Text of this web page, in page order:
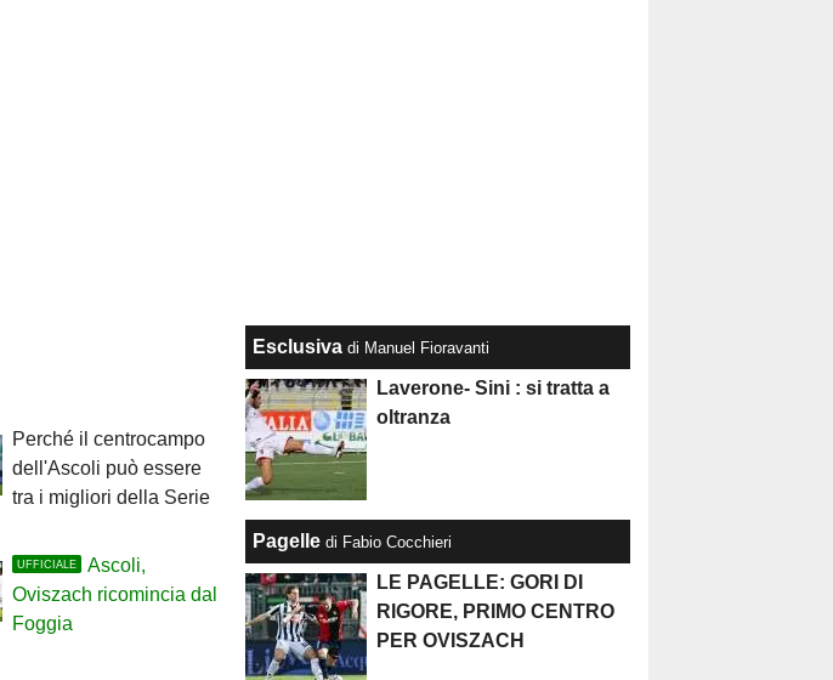
Perché il centrocampo
dell'Ascoli può essere
tra i migliori della Serie
UFFICIALE
Ascoli,
Oviszach ricomincia dal
Foggia
Esclusiva di Manuel Fioravanti
Laverone- Sini : si tratta a
oltranza
Pagelle di Fabio Cocchieri
LE PAGELLE: GORI DI
RIGORE, PRIMO CENTRO
PER OVISZACH